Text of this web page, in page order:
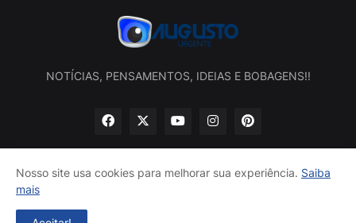
NOTÍCIAS, PENSAMENTOS, IDEIAS E BOBAGENS!!
Início
Nosso site usa cookies para melhorar sua experiência. Saiba
mais